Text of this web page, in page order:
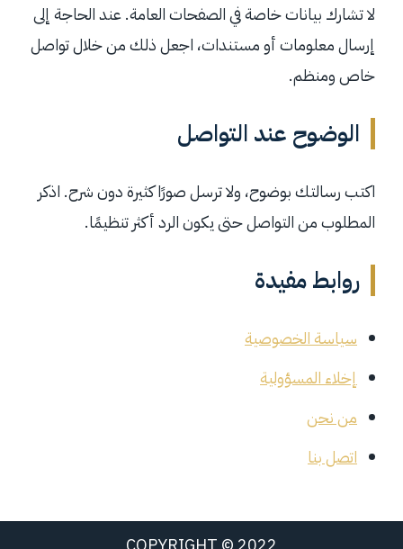
لا تشارك بيانات خاصة في الصفحات العامة. عند الحاجة إلى
إرسال معلومات أو مستندات، اجعل ذلك من خلال تواصل
خاص ومنظم.
الوضوح عند التواصل
اكتب رسالتك بوضوح، ولا ترسل صورًا كثيرة دون شرح. اذكر
المطلوب من التواصل حتى يكون الرد أكثر تنظيمًا.
روابط مفيدة
سياسة الخصوصية
إخلاء المسؤولية
من نحن
اتصل بنا